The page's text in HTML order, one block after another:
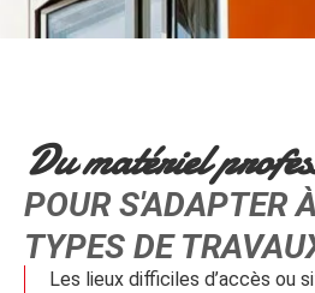
Du matériel
POUR S'ADAPTER
TYPES DE
Les lieux difficiles d’accès ou